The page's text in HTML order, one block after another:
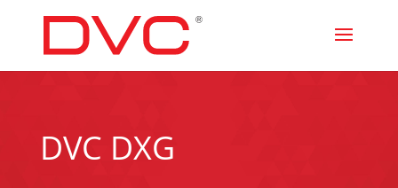
DVC DXG